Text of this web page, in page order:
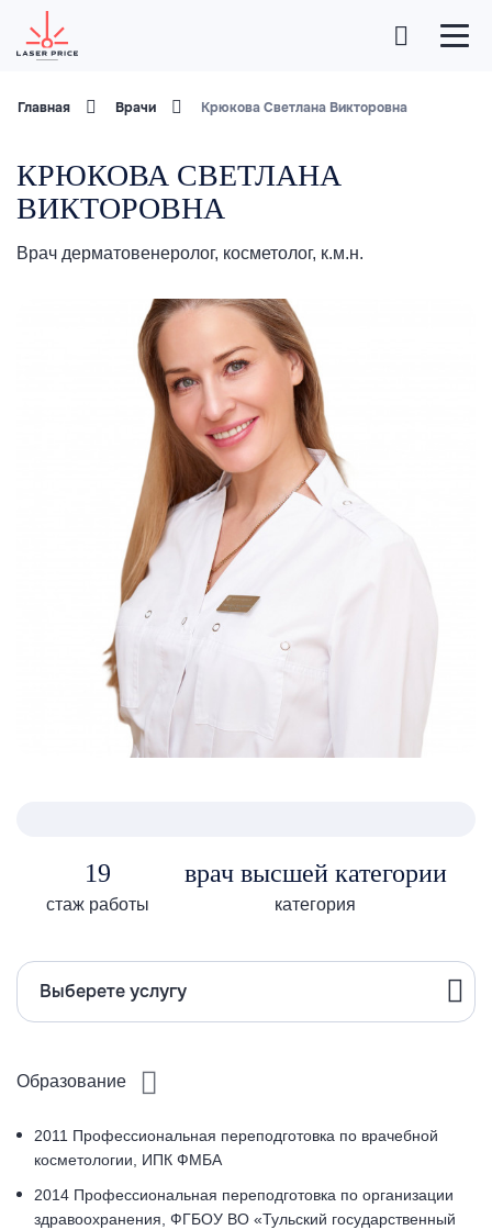
Главная Врачи Крюкова Светлана Викторовна
КРЮКОВА СВЕТЛАНА
ВИКТОРОВНА
Врач дерматовенеролог, косметолог, к.м.н.
19
стаж работы
врач высшей категории
категория
Выберете услугу
Образование
2011 Профессиональная переподготовка по врачебной
косметологии, ИПК ФМБА
2014 Профессиональная переподготовка по организации
здравоохранения, ФГБОУ ВО «Тульский государственный